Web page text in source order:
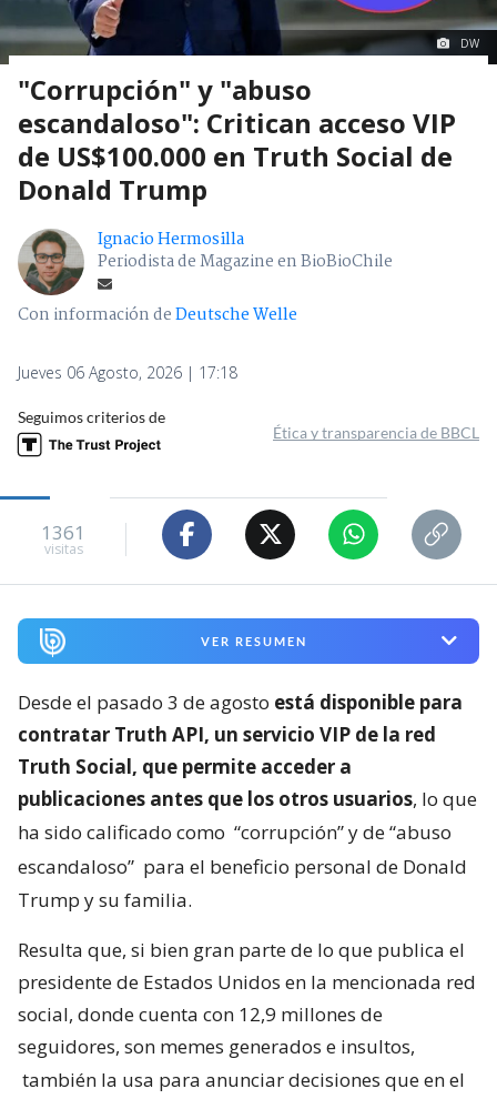
DW
"Corrupción" y "abuso
escandaloso": Critican acceso VIP
de US$100.000 en Truth Social de
Donald Trump
Ignacio Hermosilla
Periodista de Magazine en BioBioChile
Con información deDeutsche Welle
Jueves 06 Agosto, 2026 | 17:18
Seguimos criterios de
Ética y transparencia de BBCL
1361
visitas
VER RESUMEN
Desde el pasado 3 de agosto está disponible para
contratar Truth API, un servicio VIP de la red
Truth Social, que permite acceder a
publicaciones antes que los otros usuarios, lo que
ha sido calificado como “corrupción” y de “abuso
escandaloso” para el beneficio personal de Donald
Trump y su familia.
Resulta que, si bien gran parte de lo que publica el
presidente de Estados Unidos en la mencionada red
social, donde cuenta con 12,9 millones de
seguidores, son memes generados e insultos,
también la usa para anunciar decisiones que en el